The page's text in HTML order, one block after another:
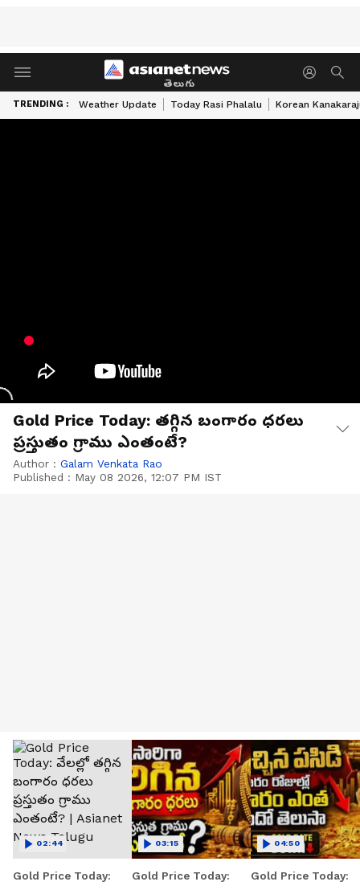
తెలుగు
TRENDING : Weather Update Today Rasi Phalalu Korean
Gold Price Today: తగ్గిన బంగారం ధరలు
ప్రస్తుతం గ్రాము ఎంతంటే?
Author : Galam Venkata Rao
Published : May 08 2026, 12:07 PM IST
Gold Price Today:
02:44
Gold Price Today:
03:15
Gold Price Today:
04:50